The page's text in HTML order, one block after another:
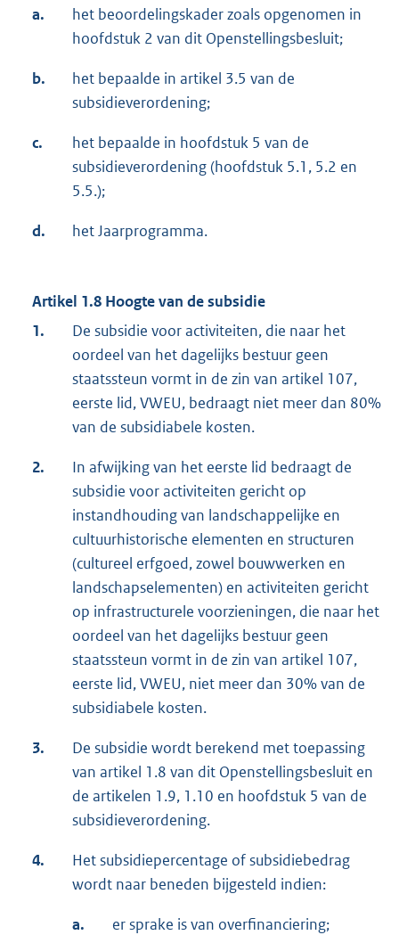
a.
het beoordelingskader zoals opgenomen in
hoofdstuk 2 van dit Openstellingsbesluit;
b.
het bepaalde in artikel 3.5 van de
subsidieverordening;
c.
het bepaalde in hoofdstuk 5 van de
subsidieverordening (hoofdstuk 5.1, 5.2 en
5.5.);
d. het Jaarprogramma.
Artikel 1.8 Hoogte van de subsidie
1.
De subsidie voor activiteiten, die naar het
oordeel van het dagelijks bestuur geen
staatssteun vormt in de zin van artikel 107,
eerste lid, VWEU, bedraagt niet meer dan 80%
van de subsidiabele kosten.
2.
In afwijking van het eerste lid bedraagt de
subsidie voor activiteiten gericht op
instandhouding van landschappelijke en
cultuurhistorische elementen en structuren
(cultureel erfgoed, zowel bouwwerken en
landschapselementen) en activiteiten gericht
op infrastructurele voorzieningen, die naar het
oordeel van het dagelijks bestuur geen
staatssteun vormt in de zin van artikel 107,
eerste lid, VWEU, niet meer dan 30% van de
subsidiabele kosten.
3.
De subsidie wordt berekend met toepassing
van artikel 1.8 van dit Openstellingsbesluit en
de artikelen 1.9, 1.10 en hoofdstuk 5 van de
subsidieverordening.
4.
Het subsidiepercentage of subsidiebedrag
wordt naar beneden bijgesteld indien:
a. er sprake is van overfinanciering;